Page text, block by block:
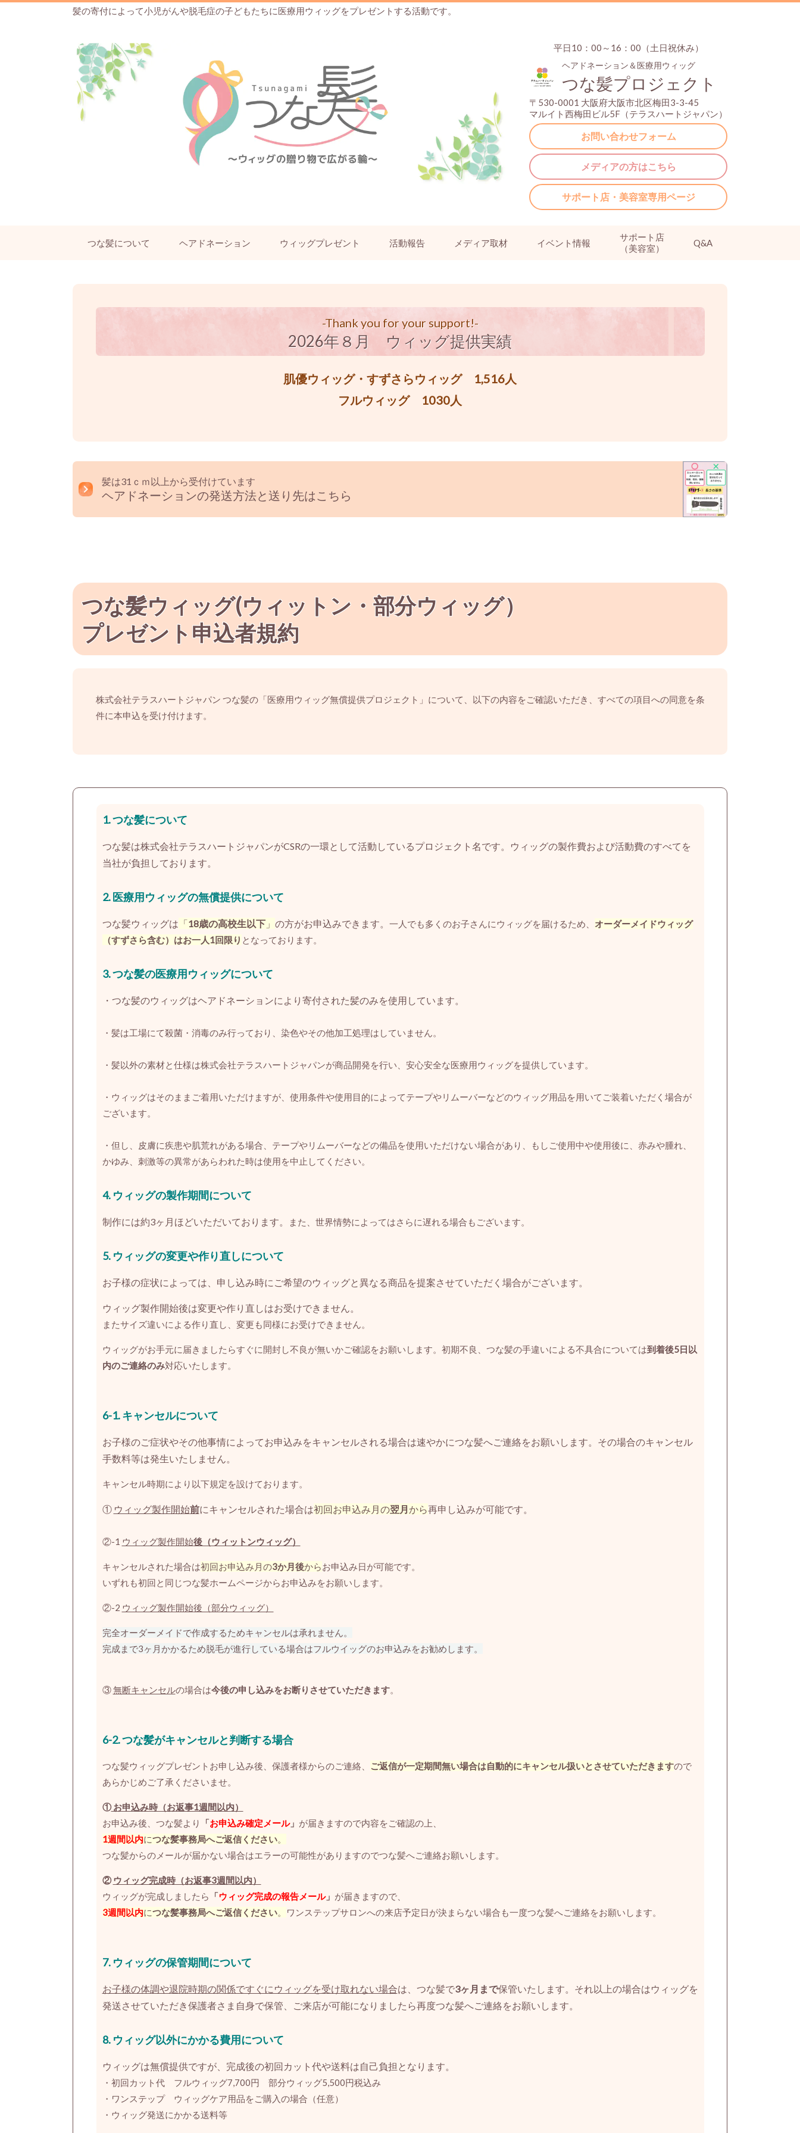
髪の寄付によって小児がんや脱毛症の子どもたちに医療用ウィッグをプレゼントする活動です。
平日10：00～16：00（土日祝休み）
ヘアドネーション＆医療用ウィッグ
つな髪プロジェクト
〒530-0001 大阪府大阪市北区梅田3-3-45
マルイト西梅田ビル5F（テラスハートジャパン）
お問い合わせフォーム
メディアの方はこちら
サポート店・美容室専用ページ
つな髪について ヘアドネーション ウィッグプレゼント 活動報告 メディア取材 イベント情報
サポート店
（美容室）
Q&A
-Thank you for your support!-
2026年８月 ウィッグ提供実績
肌優ウィッグ・すずさらウィッグ 1,516人
フルウィッグ 1030人
髪は31ｃｍ以上から受付けています
ヘアドネーションの発送方法と送り先はこちら
つな髪ウィッグ(ウィットン・部分ウィッグ）
プレゼント申込者規約
株式会社テラスハートジャパン つな髪の「医療用ウィッグ無償提供プロジェクト」について、以下の内容をご確認いただき、すべての項目への同意を条
件に本申込を受け付けます。
1. つな髪について
つな髪は株式会社テラスハートジャパンがCSRの一環として活動しているプロジェクト名です。ウィッグの製作費および活動費のすべてを
当社が負担しております。
2. 医療用ウィッグの無償提供について
つな髪ウィッグは 「18歳の高校生以下」 の方がお申込みできます。 一人でも多くのお子さんにウィッグを届けるため、 オーダーメイドウィッグ
（すずさら含む）はお一人1回限り となっております。
3.つな髪の医療用ウィッグについて
・つな髪のウィッグはヘアドネーションにより寄付された髪のみを使用しています。
・髪は工場にて殺菌・消毒のみ行っており、染色やその他加工処理はしていません。
・髪以外の素材と仕様は株式会社テラスハートジャパンが商品開発を行い、安心安全な医療用ウィッグを提供しています。
・ウィッグはそのままご着用いただけますが、使用条件や使用目的によってテープやリムーバーなどのウィッグ用品を用いてご装着いただく場合が
ございます。
・但し、皮膚に疾患や肌荒れがある場合、テープやリムーバーなどの備品を使用いただけない場合があり、もしご使用中や使用後に、赤みや腫れ、
かゆみ、刺激等の異常があらわれた時は使用を中止してください。
4. ウィッグの製作期間について
制作には約3ヶ月ほどいただいております。 また、世界情勢によってはさらに遅れる場合もございます。
5.ウィッグの変更や作り直しについて
お子様の症状によっては、申し込み時にご希望のウィッグと異なる商品を提案させていただく場合がございます。
ウィッグ製作開始後は変更や作り直しはお受けできません。
またサイズ違いによる作り直し、変更も同様にお受けできません。
ウィッグがお手元に届きましたらすぐに開封し不良が無いかご確認をお願いします。初期不良、つな髪の手違いによる不具合については到着後5日以
内のご連絡のみ対応いたします。
6-1. キャンセルについて
お子様のご症状やその他事情によってお申込みをキャンセルされる場合は速やかにつな髪へご連絡をお願いします。その場合のキャンセル
手数料等は発生いたしません。
キャンセル時期により以下規定を設けております。
① ウィッグ製作開始前にキャンセルされた場合は初回お申込み月の翌月から再申し込みが可能です。
②-1 ウィッグ製作開始後（ウィットンウィッグ）
キャンセルされた場合は初回お申込み月の3か月後からお申込み日が可能です。
いずれも初回と同じつな髪ホームページからお申込みをお願いします。
②-2 ウィッグ製作開始後（部分ウィッグ）
完全オーダーメイドで作成するためキャンセルは承れません。
完成まで3ヶ月かかるため脱毛が進行している場合はフルウイッグのお申込みをお勧めします。
③無断キャンセルの場合は今後の申し込みをお断りさせていただきます。
6-2.つな髪がキャンセルと判断する場合
つな髪ウィッグプレゼントお申し込み後、保護者様からのご連絡、 ご返信が一定期間無い場合は自動的にキャンセル扱いとさせていただきますので
あらかじめご了承くださいませ。
①お申込み時（お返事1週間以内）
お申込み後、つな髪より
「お申込み確定メール」 が届きますので内容をご確認の上、
1週間以内につな髪事務局へご返信ください。
つな髪からのメールが届かない場合はエラーの可能性がありますのでつな髪へご連絡お願いします。
② ウィッグ完成時（お返事3週間以内）
ウィッグが完成しましたら 「ウィッグ完成の報告メール」 が届きますので、
3週間以内につな髪事務局へご返信ください。 ワンステップサロンへの来店予定日が決まらない場合も一度つな髪へご連絡をお願いします。
7. ウィッグの保管期間について
お子様の体調や退院時期の関係ですぐにウィッグを受け取れない場合は、つな髪で3ヶ月まで保管いたします。それ以上の場合はウィッグを
発送させていただき保護者さま自身で保管、ご来店が可能になりましたら再度つな髪へご連絡をお願いします。
8. ウィッグ以外にかかる費用について
ウィッグは無償提供ですが、完成後の初回カット代や送料は自己負担となります。
・初回カット代 フルウィッグ7,700円 部分ウィッグ5,500円税込み
・ワンステップ ウィッグケア用品をご購入の場合（任意）
・ウィッグ発送にかかる送料等